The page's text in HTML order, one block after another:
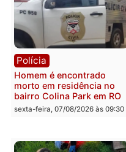
Polícia
Casal é preso pela PRF
com mais de 72 quilos
mercúrio escondidos
sexta-feira, 07/08/2026 às